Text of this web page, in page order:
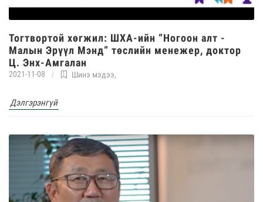
Тогтвортой хөгжил: ШXA-ийн “Ногоон алт -
Малын Эрүүл Мэнд” төслийн менежер, доктор
Ц. Энх-Амгалан
2021-11-08 Шинэ мэдээ,
Дэлгэрэнгүй